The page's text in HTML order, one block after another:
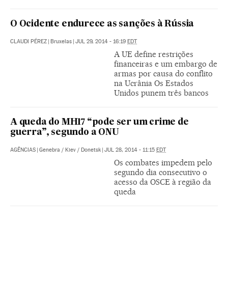
O Ocidente endurece as sanções à Rússia
CLAUDI PÉREZ | Bruxelas | JUL 29, 2014 - 16:19 EDT
A UE define restrições
financeiras e um embargo de
armas por causa do conflito
na Ucrânia Os Estados
Unidos punem três bancos
A queda do MH17 “pode ser um crime de
guerra”, segundo a ONU
AGÊNCIAS | Genebra / Kiev / Donetsk | JUL 28, 2014 - 11:15 EDT
Os combates impedem pelo
segundo dia consecutivo o
acesso da OSCE à região da
queda